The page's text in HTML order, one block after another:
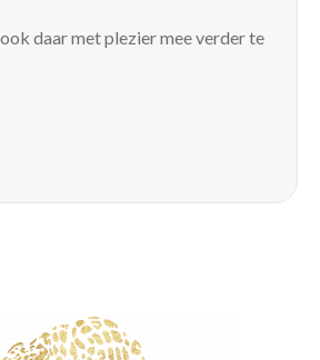
daar met plezier mee verder te